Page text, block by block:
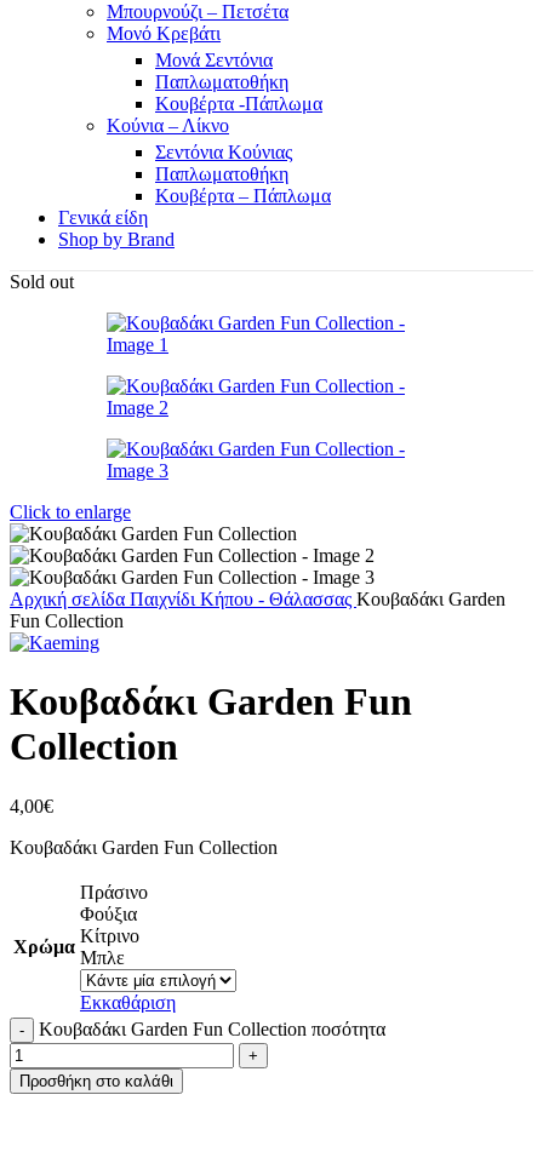
Μπουρνούζι – Πετσέτα
Μονό Κρεβάτι
Μονά Σεντόνια
Παπλωματοθήκη
Κουβέρτα -Πάπλωμα
Κούνια – Λίκνο
Σεντόνια Κούνιας
Παπλωματοθήκη
Κουβέρτα – Πάπλωμα
Γενικά είδη
Shop by Brand
Sold out
Click to enlarge
Αρχική σελίδα Παιχνίδι Κήπου - Θάλασσας Κουβαδάκι Garden
Fun Collection
Κουβαδάκι Garden Fun
Collection
4,00€
Κουβαδάκι Garden Fun Collection
Χρώμα
Πράσινο
Φούξια
Κίτρινο
Μπλε
Εκκαθάριση
Κουβαδάκι Garden Fun Collection ποσότητα
Προσθήκη στο καλάθι